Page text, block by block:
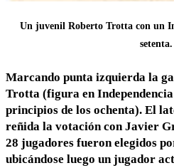
Un juvenil Roberto Trotta con un
setenta.
Marcando punta izquierda la
Trotta (figura en Independencia
principios de los ochenta). El
reñida la votación con Javier
28 jugadores fueron elegidos
ubicándose luego un jugador